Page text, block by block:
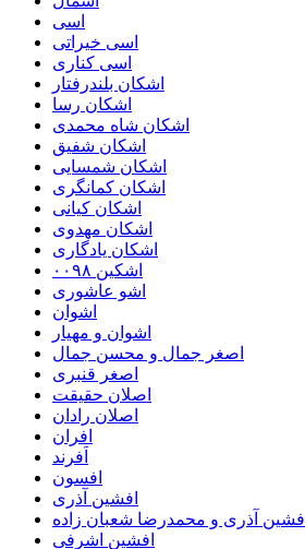
اسی
اسی خیراتی
اسی کناری
اشکان بلندرفتار
اشکان رسا
اشکان شاه محمدی
اشکان شفیق
اشکان شمسایی
اشکان‌ کمانگری
اشکان کیانی
اشکان مهدوی
اشکان یادگاری
اشکین ۰۰۹۸
اشو عاشوری
اشوان
اشوان و مهیار
اصغر جمال و محسن جمال
اصغر قنبری
اصلان حقیقت
اصلان رادان
افران
اَفرند
افسون
افشین آذری
افشین آذری و محمدرضا شعبان زاده
افشین اشرفی